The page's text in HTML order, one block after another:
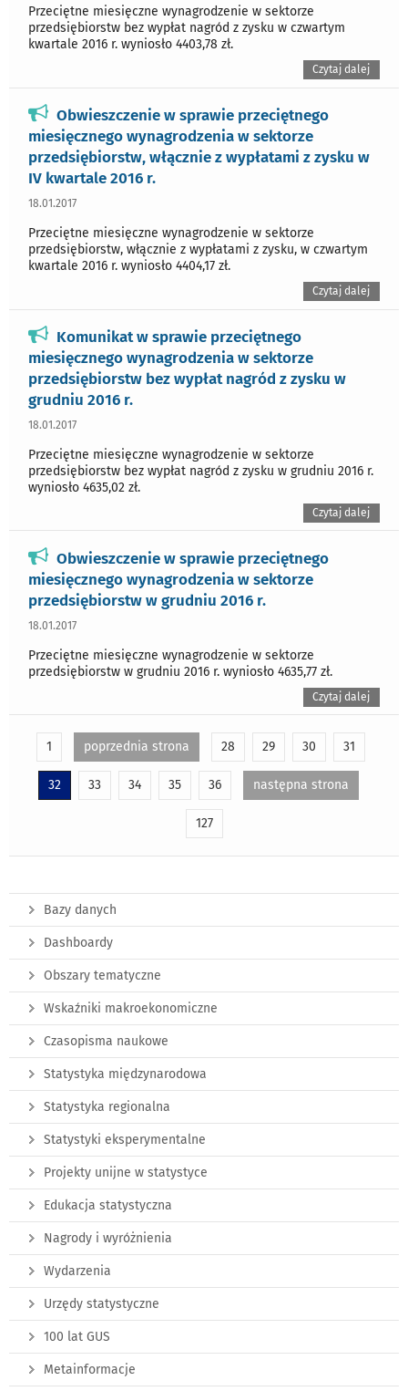
Przeciętne miesięczne wynagrodzenie w sektorze
przedsiębiorstw bez wypłat nagród z zysku w czwartym
kwartale 2016 r. wyniosło 4403,78 zł.
Czytaj dalej
Obwieszczenie w sprawie przeciętnego
miesięcznego wynagrodzenia w sektorze
przedsiębiorstw, włącznie z wypłatami z zysku w
IV kwartale 2016 r.
18.01.2017
Przeciętne miesięczne wynagrodzenie w sektorze
przedsiębiorstw, włącznie z wypłatami z zysku, w czwartym
kwartale 2016 r. wyniosło 4404,17 zł.
Czytaj dalej
Komunikat w sprawie przeciętnego
miesięcznego wynagrodzenia w sektorze
przedsiębiorstw bez wypłat nagród z zysku w
grudniu 2016 r.
18.01.2017
Przeciętne miesięczne wynagrodzenie w sektorze
przedsiębiorstw bez wypłat nagród z zysku w grudniu 2016 r.
wyniosło 4635,02 zł.
Czytaj dalej
Obwieszczenie w sprawie przeciętnego
miesięcznego wynagrodzenia w sektorze
przedsiębiorstw w grudniu 2016 r.
18.01.2017
Przeciętne miesięczne wynagrodzenie w sektorze
przedsiębiorstw w grudniu 2016 r. wyniosło 4635,77 zł.
Czytaj dalej
1 poprzednia strona 28 29 30 31
32 33 34 35 36 następna strona
127
Bazy danych
Dashboardy
Obszary tematyczne
Wskaźniki makroekonomiczne
Czasopisma naukowe
Statystyka międzynarodowa
Statystyka regionalna
Statystyki eksperymentalne
Projekty unijne w statystyce
Edukacja statystyczna
Nagrody i wyróżnienia
Wydarzenia
Urzędy statystyczne
100 lat GUS
Metainformacje